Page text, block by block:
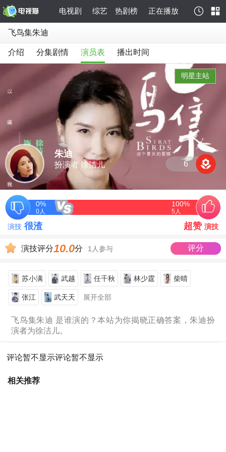
电视剧 综艺 热剧榜 正在播放
飞鸟集朱迪
介绍 分集剧情 演员表 播出时间
朱迪
扮演者 徐洁儿 6
明星主站
0%
0人
100%
5 人
演技 很渣 超赞 演技
演技评分10.0分 1人参与 评分
苏小满 武越 任千秋 林少霆 柴晴
张江 武天天 展开全部
飞鸟集朱迪 是谁演的？本站为你揭晓正确答案，朱迪扮
演者为徐洁儿。
评论暂不显示评论暂不显示
相关推荐